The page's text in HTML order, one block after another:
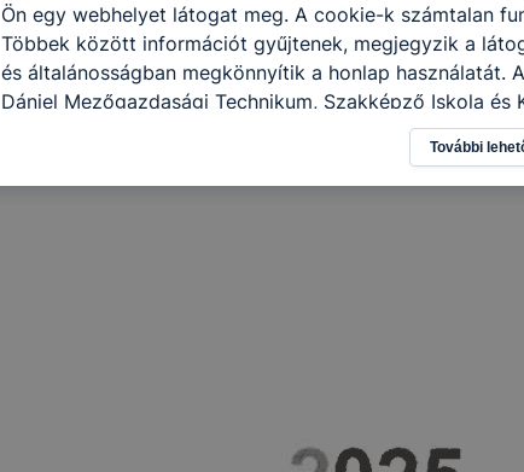
Ön egy webhelyet látogat meg. A cookie-k számtalan
Többek között információt gyűjtenek, megjegyzik a
és általánosságban megkönnyítik a honlap használatát.
Dániel Mezőgazdasági Technikum, Szakképző Iskola és
következő célokból használja: információ gyűjtése
használja Ön a honlapot -annak felmérésével, hogy a
látogatja, vagy használja leginkább, így megtudhatjuk,
teljes körű használatára, vagy a honlap a tervezettől
További